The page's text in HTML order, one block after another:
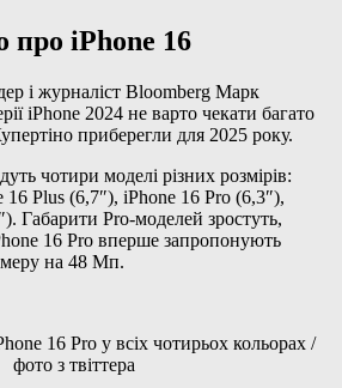
про iPhone 16
і журналіст Bloomberg Марк
iPhone 2024 не варто чекати багато
приберегли для 2025 року.
чотири моделі різних розмірів:
16 Plus (6,7″), iPhone 16 Pro (6,3″),
Габарити Pro-моделей зростуть,
16 Pro вперше запропонують
на 48 Мп.
16 Pro у всіх чотирьох кольорах /
фото з твіттера